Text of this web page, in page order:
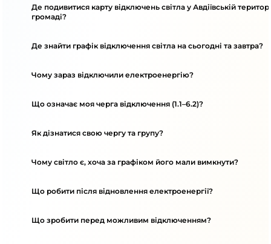
Де подивитися карту відключень світла у Авдіївській
громаді?
Де знайти графік відключення світла на сьогодні та завтра?
Чому зараз відключили електроенергію?
Що означає моя черга відключення (1.1–6.2)?
Як дізнатися свою чергу та групу?
Чому світло є, хоча за графіком його мали вимкнути?
Що робити після відновлення електроенергії?
Що зробити перед можливим відключенням?